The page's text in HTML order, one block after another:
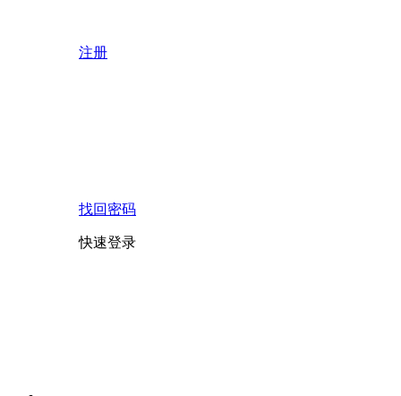
注册
找回密码
快速登录